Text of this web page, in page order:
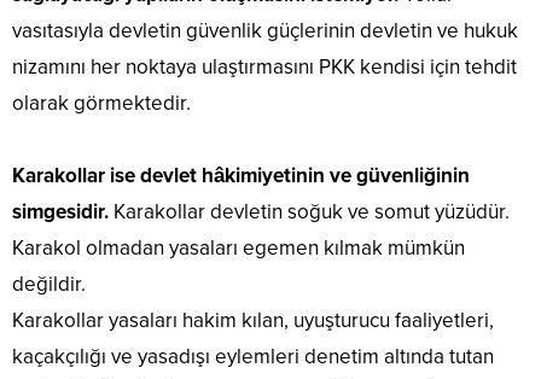
vasıtasıyla devletin güvenlik güçlerinin devletin ve hukuk
nizamını her noktaya ulaştırmasını PKK kendisi için tehdit
olarak görmektedir.
Karakollar ise devlet hâkimiyetinin ve güvenliğinin
simgesidir. Karakollar devletin soğuk ve somut yüzüdür.
Karakol olmadan yasaları egemen kılmak mümkün
değildir.
Karakollar yasaları hakim kılan, uyuşturucu faaliyetleri,
kaçakçılığı ve yasadışı eylemleri denetim altında tutan